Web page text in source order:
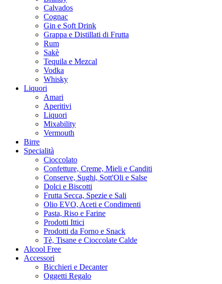
Calvados
Cognac
Gin e Soft Drink
Grappa e Distillati di Frutta
Rum
Sakè
Tequila e Mezcal
Vodka
Whisky
Liquori
Amari
Aperitivi
Liquori
Mixability
Vermouth
Birre
Specialità
Cioccolato
Confetture, Creme, Mieli e Canditi
Conserve, Sughi, Sott'Oli e Salse
Dolci e Biscotti
Frutta Secca, Spezie e Sali
Olio EVO, Aceti e Condimenti
Pasta, Riso e Farine
Prodotti Ittici
Prodotti da Forno e Snack
Tè, Tisane e Cioccolate Calde
Alcool Free
Accessori
Bicchieri e Decanter
Oggetti Regalo